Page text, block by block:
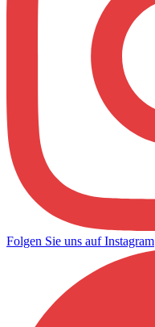
Folgen Sie uns auf Instagram